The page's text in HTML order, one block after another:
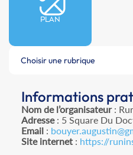
PLAN
Choisir une rubrique
Informations
Nom de l’organisateur:
Adresse: 5 Square Du
Email :
Site internet : https://